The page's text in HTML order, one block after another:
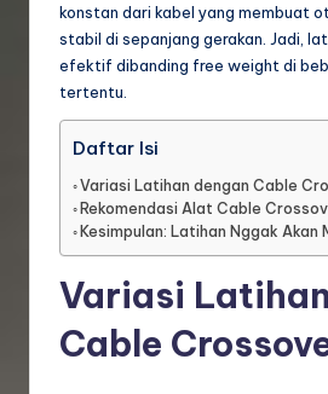
konstan dari kabel yang membuat
stabil di sepanjang gerakan. Jadi,
efektif dibanding free weight di
tertentu.
Daftar Isi
Variasi Latihan dengan Cable
Rekomendasi Alat Cable
Kesimpulan: Latihan Nggak Akan
Variasi
Cable